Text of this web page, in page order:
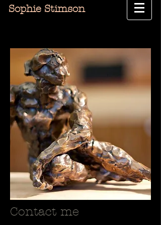
Sophie Stimson
Contact me